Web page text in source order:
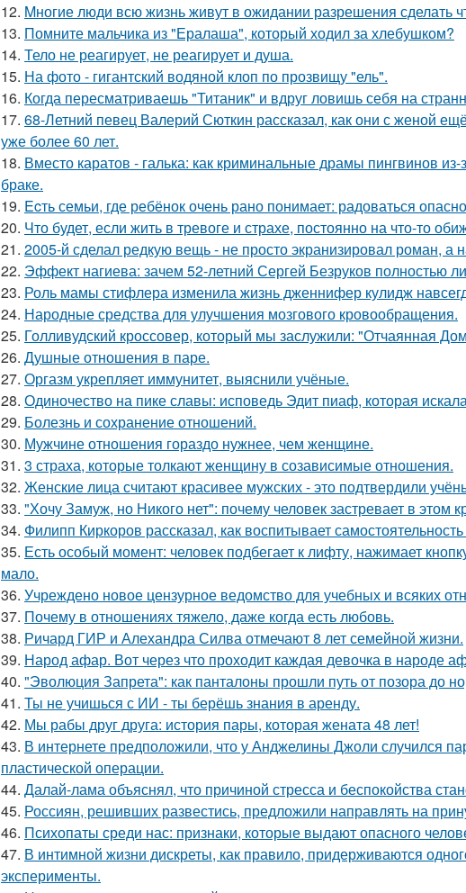
12. Mногие люди всю жизнь живут в ожидании разрешения сделать
13. Помните мальчика из "Ералаша", который ходил за хлебушком?
14. Тело не реагирует, не реагирует и душа.
15. На фото - гигантский водяной клоп по прозвищу "ель".
16. Когда пересматриваешь "Титаник" и вдруг ловишь себя на
17. 68-Летний певец Валерий Сюткин рассказал, как они с женой
уже более 60 лет.
18. Вместо каратов - галька: как криминальные драмы пингвинов
браке.
19. Ecть семьи, где ребёнок очень рано понимает: радоваться
20. Что будет, если жить в тревоге и страхе, постоянно на что-то
21. 2005-й сделал редкую вещь - не просто экранизировал роман, а
22. Эффект нагиева: зачем 52-летний Сергей Безруков полностью
23. Роль мамы стифлера изменила жизнь дженнифер кулидж
24. Народные средства для улучшения мозгового кровообращения.
25. Голливудский кроссовер, который мы заслужили: "Отчаянная
26. Душные отношения в паре.
27. Оргазм укрепляет иммунитет, выяснили учёные.
28. Одиночество на пике славы: исповедь Эдит пиаф, которая
29. Болезнь и сохранение отношений.
30. Мужчине отношения гораздо нужнее, чем женщине.
31. 3 страха, которые толкают женщину в созависимые отношения.
32. Женские лица считают красивее мужских - это подтвердили
33. "Хочу Замуж, но Никого нет": почему человек застревает в этом
34. Филипп Киркоров рассказал, как воспитывает самостоятельность
35. Есть особый момент: человек подбегает к лифту, нажимает
мало.
36. Учреждено новое цензурное ведомство для учебных и всяких
37. Почему в отношениях тяжело, даже когда есть любовь.
38. Ричард ГИР и Алехандра Силва отмечают 8 лет семейной жизни.
39. Народ афар. Вот через что проходит каждая девочка в народе
40. "Эволюция Запрета": как панталоны прошли путь от позора до
41. Ты не учишься с ИИ - ты берёшь знания в аренду.
42. Мы рабы друг друга: история пары, которая жената 48 лет!
43. В интернете предположили, что у Анджелины Джоли случился
пластической операции.
44. Далай-лама объяснял, что причиной стресса и беспокойства
45. Россиян, решивших развестись, предложили направлять на
46. Психопаты среди нас: признаки, которые выдают опасного
47. В интимной жизни дискреты, как правило, придерживаются
эксперименты.